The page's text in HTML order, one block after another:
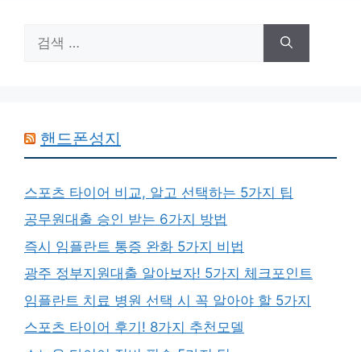
색:
핸드폰성지
스포츠 타이어 비교, 알고 선택하는 5가지 팁
공무원대출 승인 받는 6가지 방법
즉시 임플란트 통증 완화 5가지 비법
광주 정부지원대출 알아보자! 5가지 체크포인트
임플란트 치료 병원 선택 시 꼭 알아야 할 5가지
스포츠 타이어 후기! 8가지 추천모델